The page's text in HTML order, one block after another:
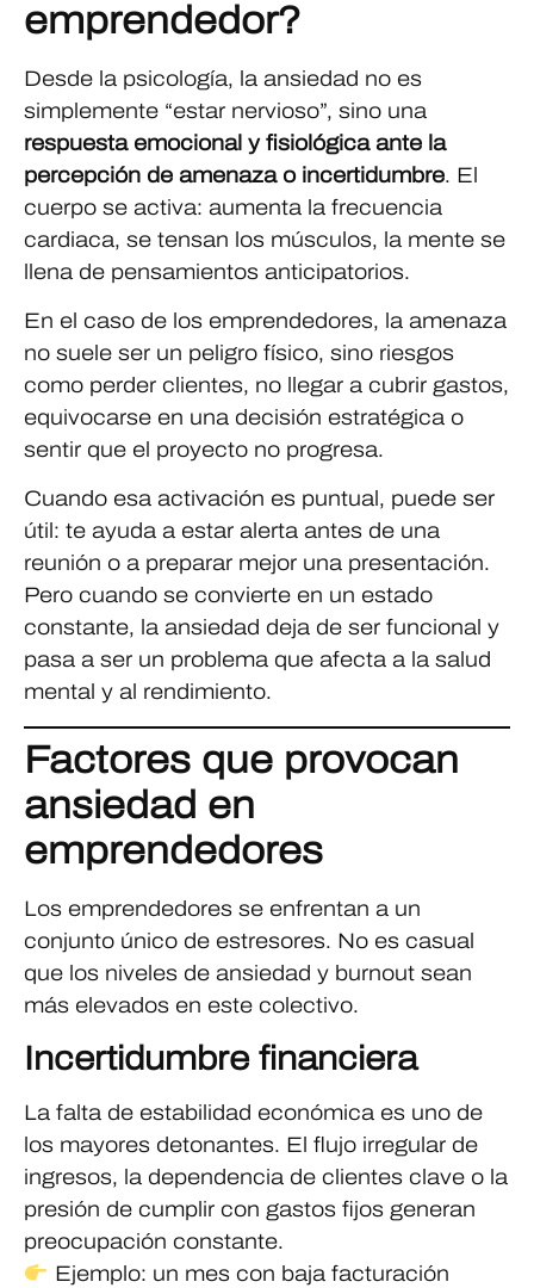
emprendedor?
Desde la psicología, la ansiedad no es
simplemente “estar nervioso”, sino una
respuesta emocional y fisiológica ante la
percepción de amenaza o incertidumbre. El
cuerpo se activa: aumenta la frecuencia
cardiaca, se tensan los músculos, la mente se
llena de pensamientos anticipatorios.
En el caso de los emprendedores, la amenaza
no suele ser un peligro físico, sino riesgos
como perder clientes, no llegar a cubrir gastos,
equivocarse en una decisión estratégica o
sentir que el proyecto no progresa.
Cuando esa activación es puntual, puede ser
útil: te ayuda a estar alerta antes de una
reunión o a preparar mejor una presentación.
Pero cuando se convierte en un estado
constante, la ansiedad deja de ser funcional y
pasa a ser un problema que afecta a la salud
mental y al rendimiento.
Factores que provocan
ansiedad en
emprendedores
Los emprendedores se enfrentan a un
conjunto único de estresores. No es casual
que los niveles de ansiedad y burnout sean
más elevados en este colectivo.
Incertidumbre financiera
La falta de estabilidad económica es uno de
los mayores detonantes. El flujo irregular de
ingresos, la dependencia de clientes clave o la
presión de cumplir con gastos fijos generan
preocupación constante.
Ejemplo: un mes con baja facturación